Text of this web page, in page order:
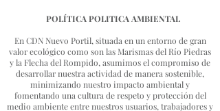
POLÍTICA POLITICA AMBIENTAL
En CDN Nuevo Portil, situada en un entorno de gran
valor ecológico como son las Marismas del Río Piedras
y la Flecha del Rompido, asumimos el compromiso de
desarrollar nuestra actividad de manera sostenible,
minimizando nuestro impacto ambiental y
fomentando una cultura de respeto y protección del
medio ambiente entre nuestros usuarios, trabajadores y